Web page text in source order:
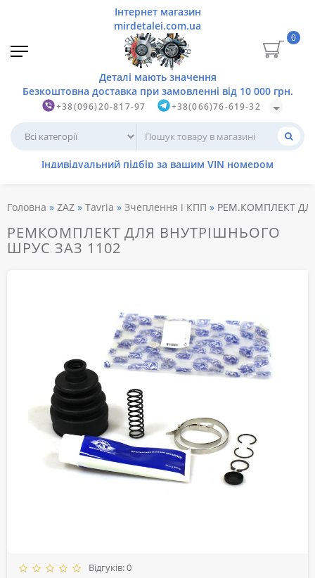
+38(096)20-817-97 +38(066)76-619-32
0
Головна ZAZ Tavria Зчеплення і КПП РЕМ.КОМПЛЕКТ
РЕМКОМПЛЕКТ ДЛЯ ВНУТРІШНЬОГО
ШРУС ЗАЗ 1102
Відгуків: 0